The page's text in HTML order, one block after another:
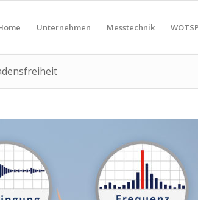
Unternehmen Messtechnik